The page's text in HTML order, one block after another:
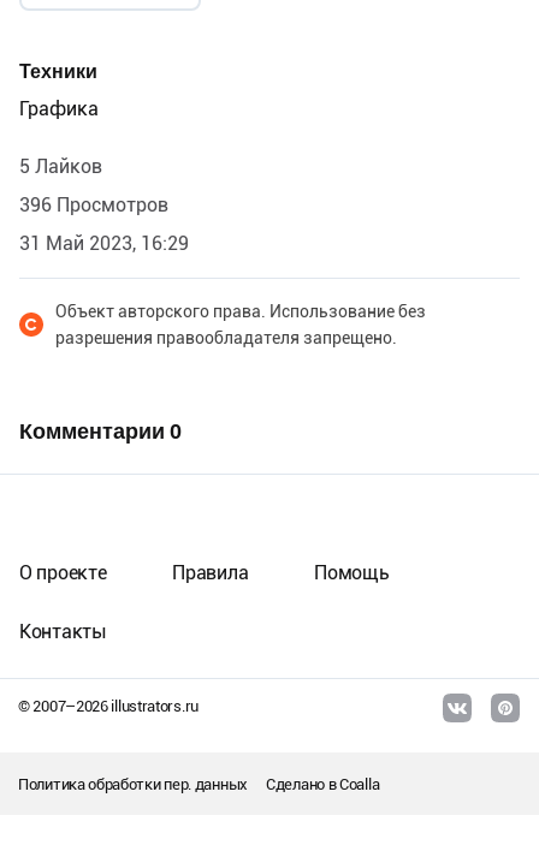
Техники
Графика
5 Лайков
396 Просмотров
31 Май 2023, 16:29
Объект авторского права. Использование без
разрешения правообладателя запрещено.
Комментарии 0
© 2007–2026illustrators.ru
О проекте Правила Помощь
Контакты
Политика обработки пер. данных Сделано вCoalla